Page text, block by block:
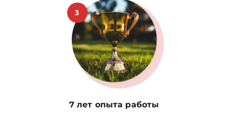
3
7 лет опыта работы